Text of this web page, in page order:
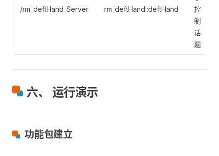
/rm_deftHand_Server rm_deftHand::deftHand
控
制
话
题
六、 运行演示
功能包建立